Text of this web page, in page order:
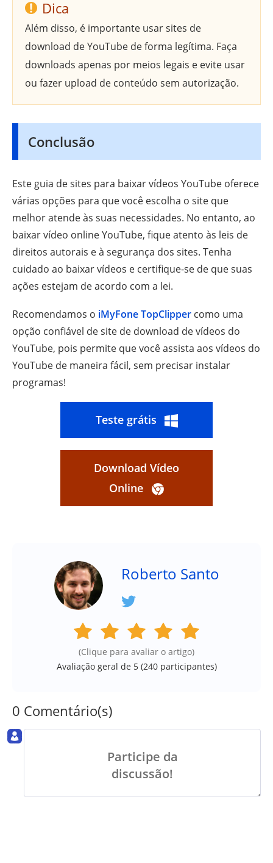
Dica
Além disso, é importante usar sites de
download de YouTube de forma legítima. Faça
downloads apenas por meios legais e evite usar
ou fazer upload de conteúdo sem autorização.
Conclusão
Este guia de sites para baixar vídeos YouTube oferece
várias opções para que você escolha o site que
melhor atende às suas necessidades. No entanto, ao
baixar vídeo online YouTube, fique atento às leis de
direitos autorais e à segurança dos sites. Tenha
cuidado ao baixar vídeos e certifique-se de que suas
ações estejam de acordo com a lei.
Recomendamos o iMyFone TopClipper como uma
opção confiável de site de download de vídeos do
YouTube, pois permite que você assista aos vídeos do
YouTube de maneira fácil, sem precisar instalar
programas!
Teste grátis
Download Vídeo
Online
Roberto Santo
(Clique para avaliar o artigo)
Avaliação geral de 5 (240participantes)
0 Comentário(s)
Participe da
discussão!